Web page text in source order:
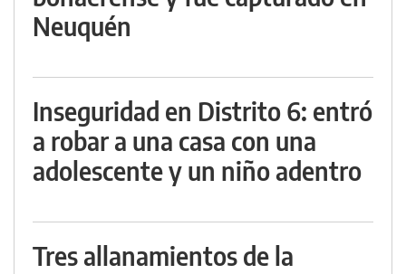
Neuquén
Inseguridad en Distrito 6: entró
a robar a una casa con una
adolescente y un niño adentro
Tres allanamientos de la